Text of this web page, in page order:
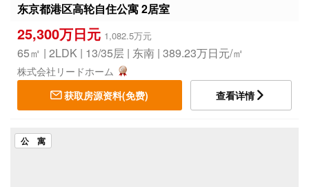
东京都港区高轮自住公寓 2居室
25,300万日元 1,082.5万元
65㎡ | 2LDK | 13/35层 | 东南 | 389.23万日元/㎡
株式会社リードホーム
获取房源资料(免费)
查看详情
公 寓